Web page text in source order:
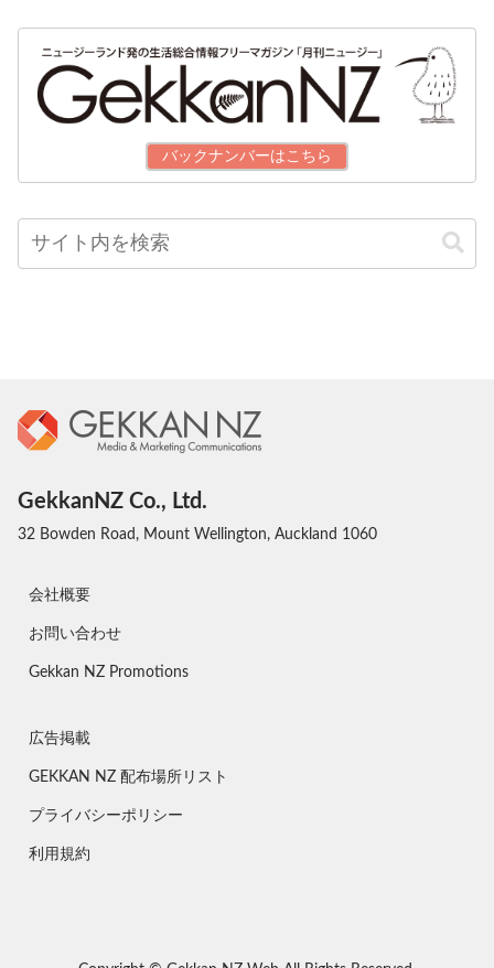
バックナンバーはこちら
GekkanNZ Co., Ltd.
32 Bowden Road, Mount Wellington, Auckland 1060
会社概要
お問い合わせ
Gekkan NZ Promotions
広告掲載
GEKKAN NZ 配布場所リスト
プライバシーポリシー
利用規約